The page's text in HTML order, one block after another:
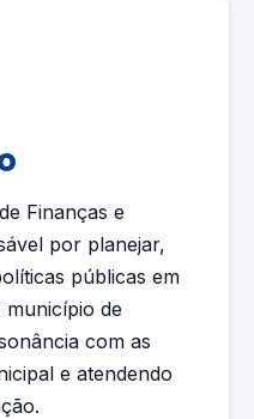
Finanças e
por planejar,
públicas em
de
com as
e atendendo